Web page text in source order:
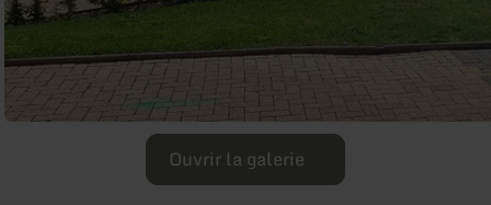
Ouvrir la galerie